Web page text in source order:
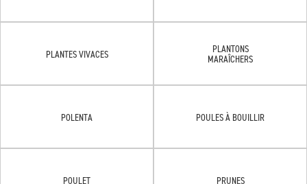
PLANTES VIVACES
PLANTONS
MARAÎCHERS
POLENTA POULES À BOUILLIR
POULET PRUNES